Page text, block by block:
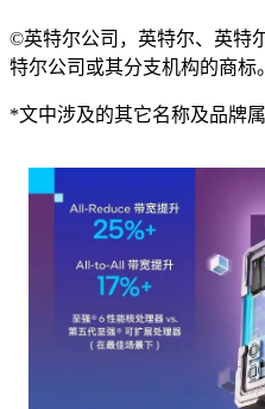
©英特尔公司，英特尔、英特
特尔公司或其分支机构的商标。
*文中涉及的其它名称及品牌